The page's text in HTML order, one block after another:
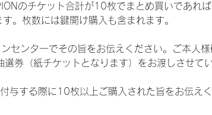
のチケット合計が10枚でまとめ買いであれ
。枚数には鍵開け購入も含まれます。
センターでその旨をお伝えください。ご本人
券（紙チケットとなります）をお渡しさせてい
与する際に10枚以上ご購入された旨をお伝え